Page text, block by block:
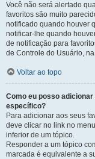
Você não será alertado
favoritos são muito
notificado quando houver
notificar-lhe quando
de notificação para
de Controle do Usuário,
Voltar ao topo
Como eu posso
específico?
Para adicionar aos seus
deve clicar no link no
inferior de um tópico.
Responder a um tópico
marcada é equivalente a